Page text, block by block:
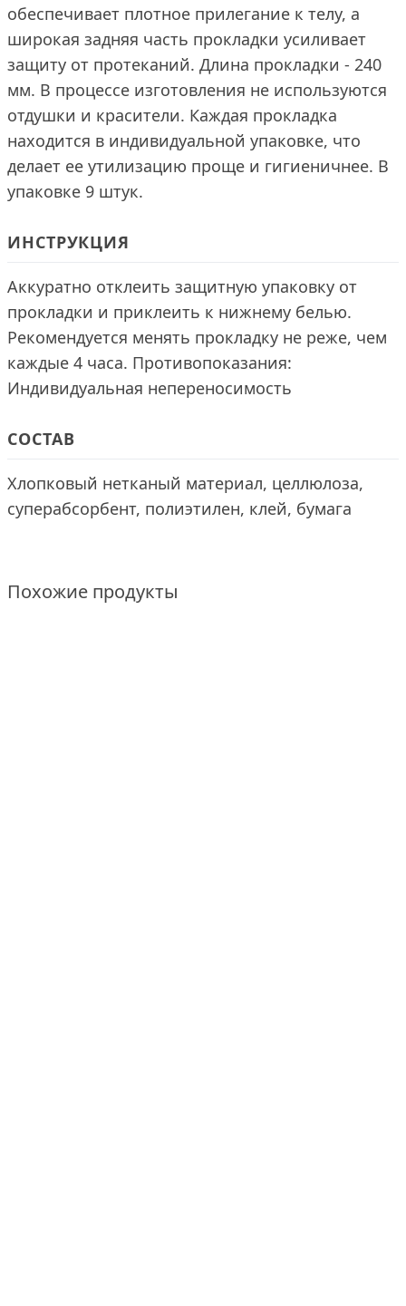
обеспечивает плотное прилегание к телу, а
широкая задняя часть прокладки усиливает
защиту от протеканий. Длина прокладки - 240
мм. В процессе изготовления не используются
отдушки и красители. Каждая прокладка
находится в индивидуальной упаковке, что
делает ее утилизацию проще и гигиеничнее. В
упаковке 9 штук.
ИНСТРУКЦИЯ
Аккуратно отклеить защитную упаковку от
прокладки и приклеить к нижнему белью.
Рекомендуется менять прокладку не реже, чем
каждые 4 часа. Противопоказания:
Индивидуальная непереносимость
СОСТАВ
Хлопковый нетканый материал, целлюлоза,
суперабсорбент, полиэтилен, клей, бумага
Похожие продукты